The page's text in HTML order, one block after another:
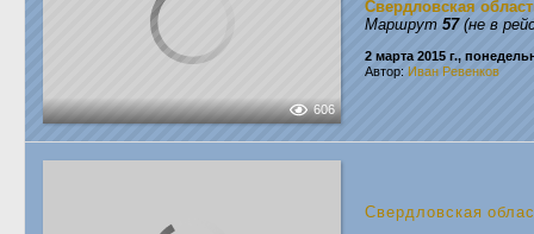
606
Свердловская
Маршрут 57(не в
2 марта 2015 г.,
Автор: Иван Ревенков
Свердловская